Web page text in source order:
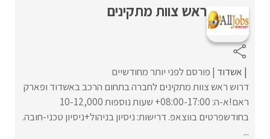
ראש צוות מתקינים
אשדוד פורסם לפני יותר מחודשיים
דרוש ראש צוות מתקינים לחברה בתחום הרכב באשדוד ופארק
ראם!א-ה: 08:00-17:00+ שעות נוספות 10-12,000
בחודשפרטים בווצאפ. דרישות: ניסיון בניהול+ניסיון טכני-חובה.
...